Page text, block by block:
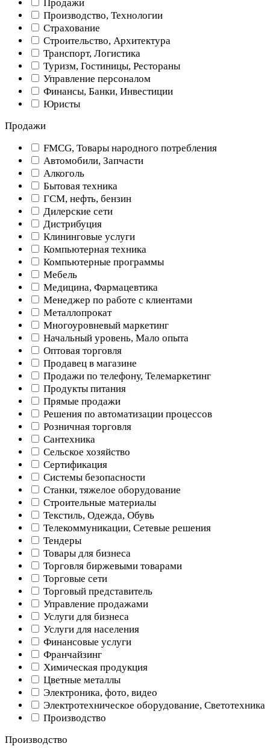
Продажи
Производство, Технологии
Страхование
Строительство, Архитектура
Транспорт, Логистика
Туризм, Гостиницы, Рестораны
Управление персоналом
Финансы, Банки, Инвестиции
Юристы
Продажи
FMCG, Товары народного потребления
Автомобили, Запчасти
Алкоголь
Бытовая техника
ГСМ, нефть, бензин
Дилерские сети
Дистрибуция
Клининговые услуги
Компьютерная техника
Компьютерные программы
Мебель
Медицина, Фармацевтика
Менеджер по работе с клиентами
Металлопрокат
Многоуровневый маркетинг
Начальный уровень, Мало опыта
Оптовая торговля
Продавец в магазине
Продажи по телефону, Телемаркетинг
Продукты питания
Прямые продажи
Решения по автоматизации процессов
Розничная торговля
Сантехника
Сельское хозяйство
Сертификация
Системы безопасности
Станки, тяжелое оборудование
Строительные материалы
Текстиль, Одежда, Обувь
Телекоммуникации, Сетевые решения
Тендеры
Товары для бизнеса
Торговля биржевыми товарами
Торговые сети
Торговый представитель
Управление продажами
Услуги для бизнеса
Услуги для населения
Финансовые услуги
Франчайзинг
Химическая продукция
Цветные металлы
Электроника, фото, видео
Электротехническое оборудование, Светотехника
Производство
Производство